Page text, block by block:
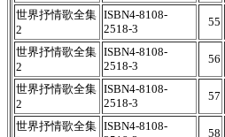
世界抒情歌全集
2
ISBN4-8108-
2518-3
55
世界抒情歌全集
2
ISBN4-8108-
2518-3
56
世界抒情歌全集
2
ISBN4-8108-
2518-3
57
世界抒情歌全集 ISBN4-8108-
58